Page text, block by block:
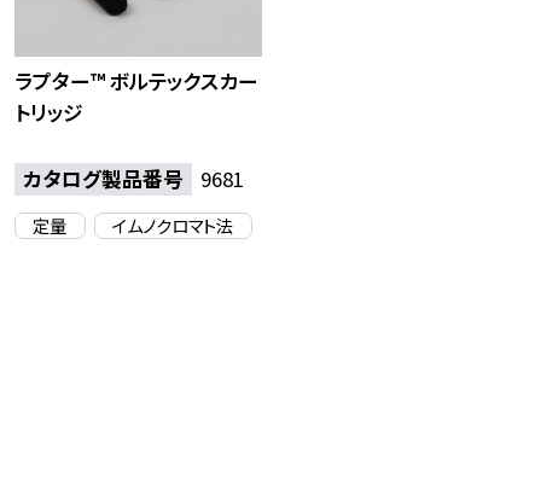
ラプター™ ボルテックスカー
トリッジ
カタログ製品番号 9681
定量 イムノクロマト法